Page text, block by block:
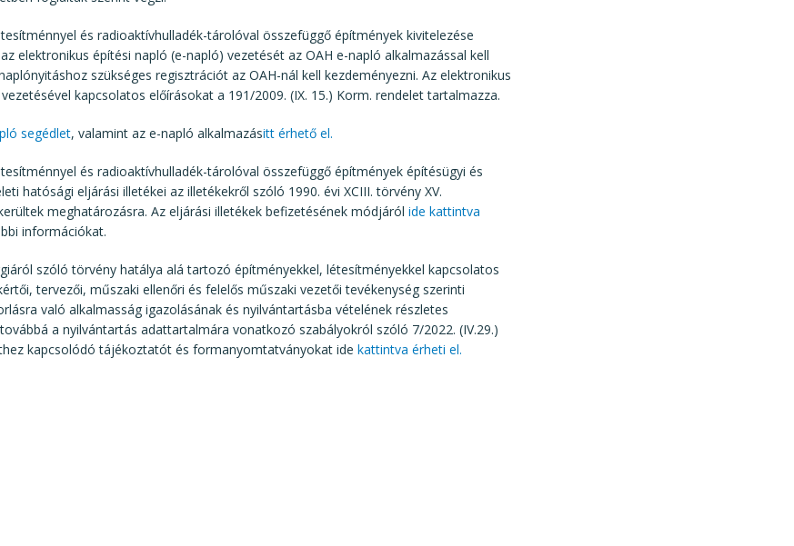
és radioaktívhulladék-tárolóval összefüggő építmények kivitelezése
elektronikus építési napló (e-napló) vezetését az OAH e-napló alkalmazással kell
szükséges regisztrációt az OAH-nál kell kezdeményezni. Az elektronikus
kapcsolatos előírásokat a 191/2009. (IX. 15.) Korm. rendelet tartalmazza.
segédlet, valamint az e-napló alkalmazásitt érhető el.
és radioaktívhulladék-tárolóval összefüggő építmények építésügyi és
hatósági eljárási illetékei az illetékekről szóló 1990. évi XCIII. törvény XV.
meghatározásra. Az eljárási illetékek befizetésének módjáról ide kattintva
információkat.
szóló törvény hatálya alá tartozó építményekkel, létesítményekkel kapcsolatos
tervezői, műszaki ellenőri és felelős műszaki vezetői tevékenység szerinti
való alkalmasság igazolásának és nyilvántartásba vételének részletes
a nyilvántartás adattartalmára vonatkozó szabályokról szóló 7/2022. (IV.29.)
kapcsolódó tájékoztatót és formanyomtatványokat ide kattintva érheti el.